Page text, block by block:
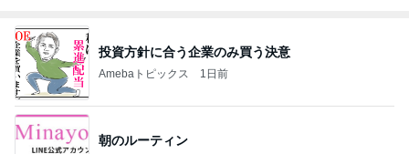
投資方針に合う企業のみ買う決意
Amebaトピックス 1日前
朝のルーティン